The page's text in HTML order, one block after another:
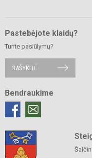
Pastebėjote klaidų?
Turite pasiūlymų?
RAŠYKITE
Bendraukime